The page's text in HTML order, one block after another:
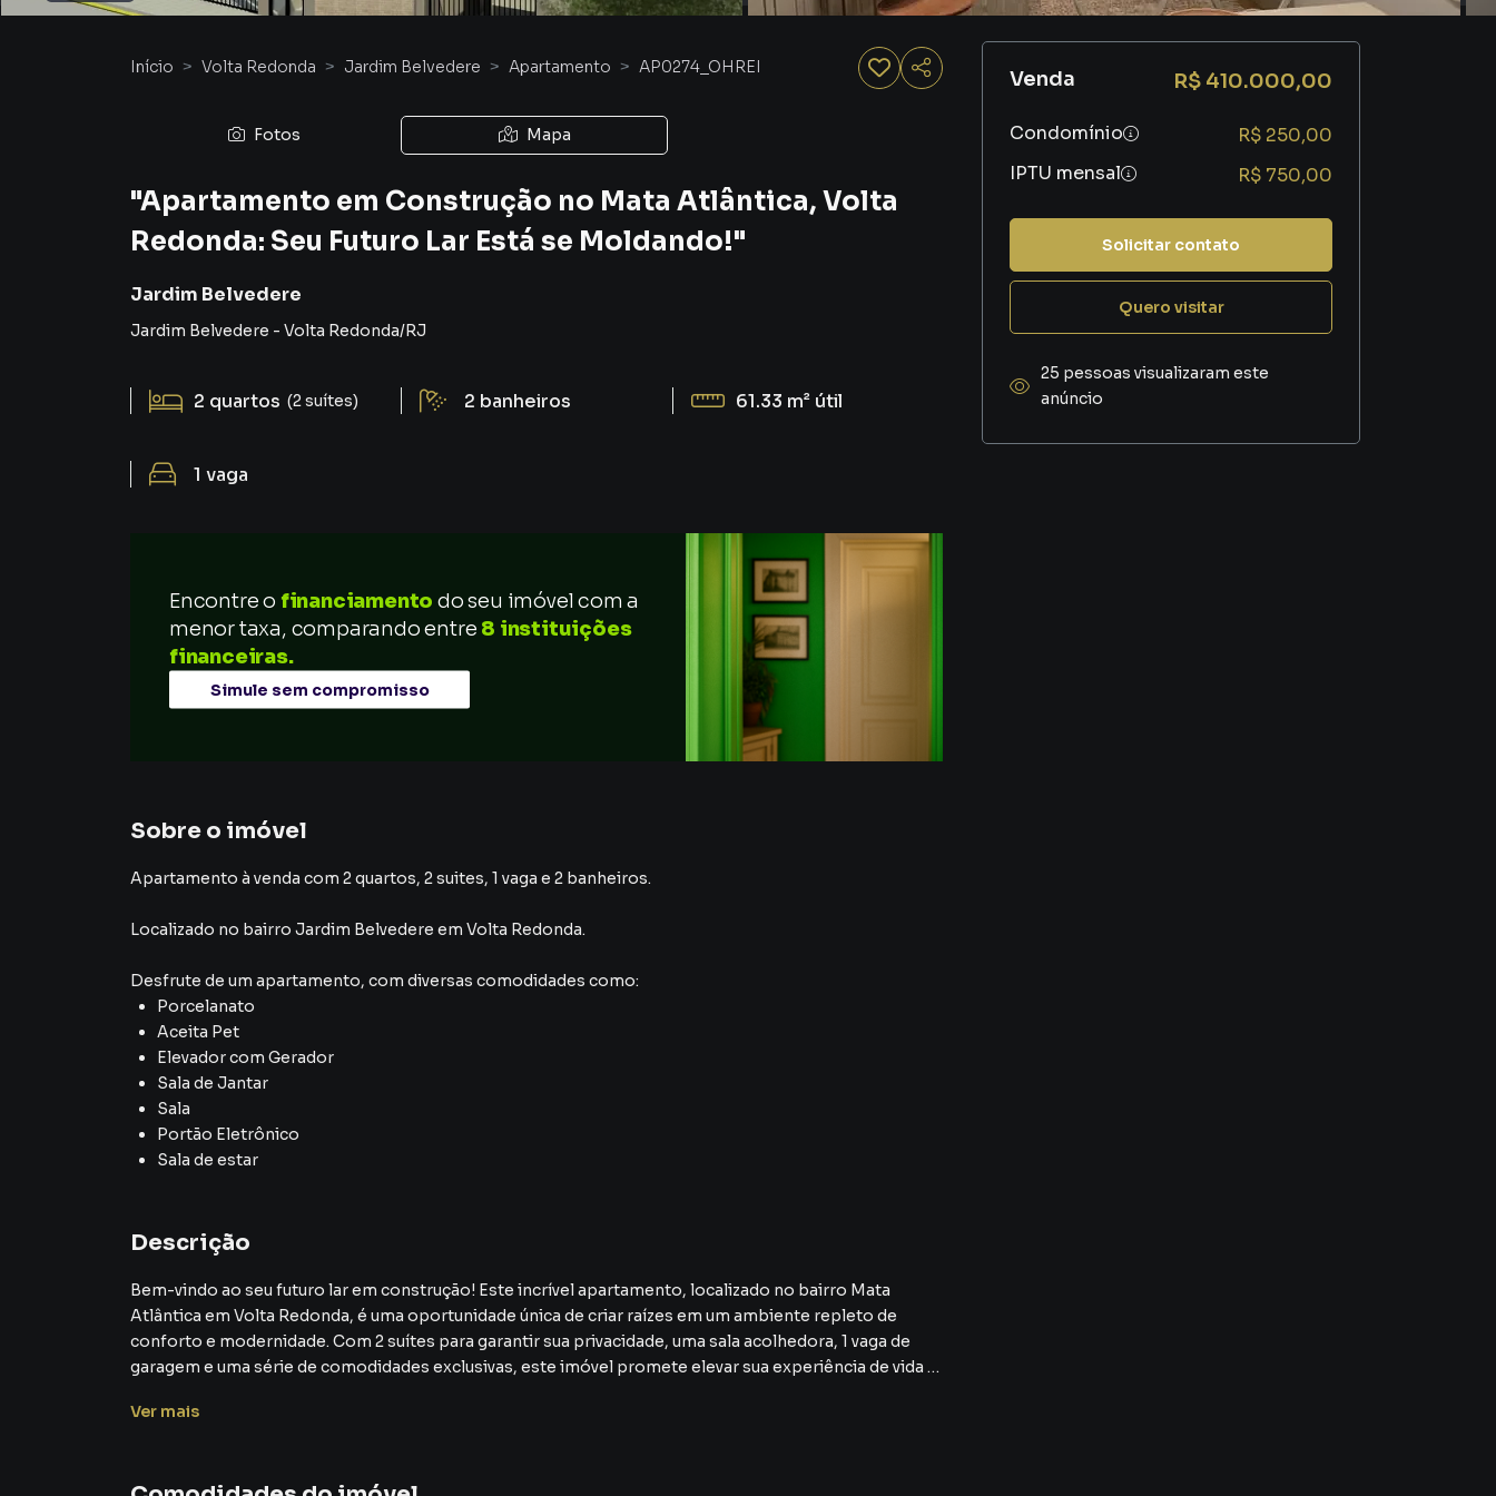
Início Volta Redonda Jardim Belvedere Apartamento AP0274_OHREI
Fotos Mapa
"Apartamento em Construção no Mata Atlântica, Volta
Redonda: Seu Futuro Lar Está se Moldando!"
Jardim Belvedere
Jardim Belvedere - Volta Redonda/RJ
2 quartos (2 suítes) 2 banheiros 61.33 m² útil
1 vaga
Encontre o financiamento do seu imóvel com a
menor taxa, comparando entre 8 instituições
financeiras.
Simule sem compromisso
Sobre o imóvel
Apartamento à venda com 2 quartos, 2 suites, 1 vaga e 2 banheiros.
Localizado no bairro Jardim Belvedere em Volta Redonda.
Desfrute de um apartamento, com diversas comodidades como:
Porcelanato
Aceita Pet
Elevador com Gerador
Sala de Jantar
Sala
Portão Eletrônico
Sala de estar
Descrição
Bem-vindo ao seu futuro lar em construção! Este incrível apartamento, localizado no bairro Mata
Atlântica em Volta Redonda, é uma oportunidade única de criar raízes em um ambiente repleto de
conforto e modernidade. Com 2 suítes para garantir sua privacidade, uma sala acolhedora, 1 vaga de
garagem e uma série de comodidades exclusivas, este imóvel promete elevar sua experiência de vida a
Ver mais
Venda R$ 410.000,00
Condomínio
R$ 250,00
IPTU mensal
R$ 750,00
Solicitar contato
Quero visitar
25 pessoas visualizaram este
anúncio